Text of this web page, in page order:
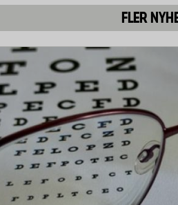
som sköter tillsynen av
som grund för tillsynsåtgärder. När
med klagomål.
på vem som skickar
vara på distans är det företaget
Konsumentköplagen och
kan du i vissa fall häva köpet
ett post- eller fraktföretag
är oskäliga. Läs avtalen, de kan
För paket som skickas av
FLER